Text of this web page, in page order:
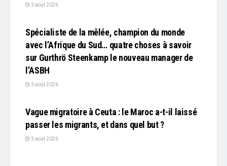
3 août 2026
Spécialiste de la mêlée, champion du monde
avec l’Afrique du Sud… quatre choses à savoir
sur Gurthrö Steenkamp le nouveau manager de
l’ASBH
3 août 2026
Vague migratoire à Ceuta : le Maroc a-t-il laissé
passer les migrants, et dans quel but ?
3 août 2026